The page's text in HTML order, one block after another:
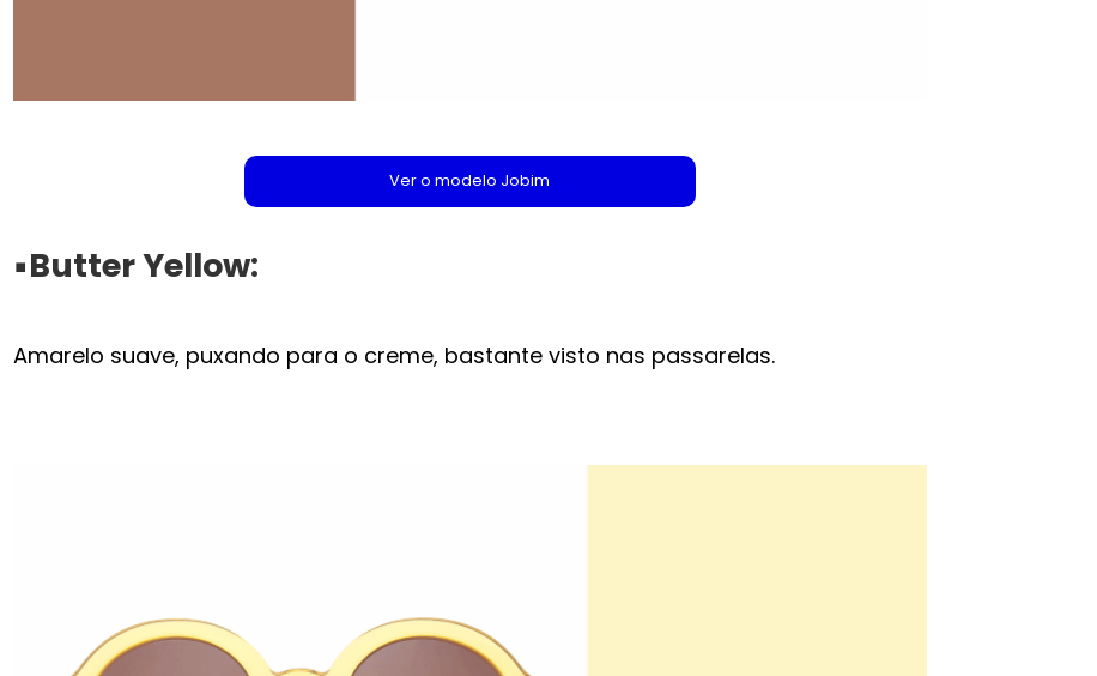
Ver o modelo Jobim
▪️Butter Yellow:
Amarelo suave, puxando para o creme, bastante visto nas passarelas.